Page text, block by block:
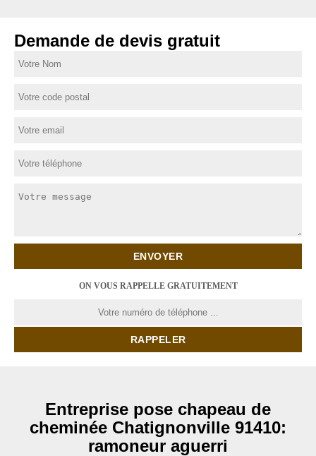
Demande de devis gratuit
ON VOUS RAPPELLE GRATUITEMENT
Entreprise pose chapeau de
cheminée Chatignonville 91410:
ramoneur aguerri